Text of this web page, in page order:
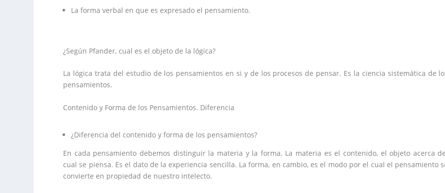
La forma verbal en que es expresado el pensamiento.
¿Según Pfander, cual es el objeto de la lógica?
La lógica trata del estudio de los pensamientos en si y de los procesos de pensar. Es la ciencia sistemática de
pensamientos.
Contenido y Forma de los Pensamientos. Diferencia
¿Diferencia del contenido y forma de los pensamientos?
En cada pensamiento debemos distinguir la materia y la forma. La materia es el contenido, el objeto acerca
cual se piensa. Es el dato de la experiencia sencilla. La forma, en cambio, es el modo por el cual el pensamiento
convierte en propiedad de nuestro intelecto.